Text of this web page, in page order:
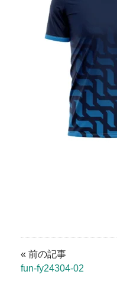
« 前の記事
fun-fy24304-02